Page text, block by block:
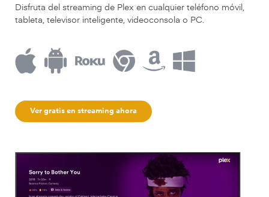
Disfruta del streaming de Plex en cualquier teléfono móvil,
tableta, televisor inteligente, videoconsola o PC.
Ver gratis en streaming ahora